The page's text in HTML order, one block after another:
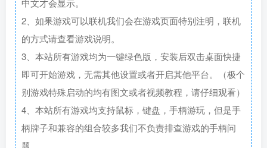
中文才会显示。
2、如果游戏可以联机我们会在游戏页面特别注明，联机
的方式请查看游戏说明。
3、本站所有游戏均为一键绿色版，安装后双击桌面快捷
即可开始游戏，无需其他设置或者开启其他平台。（极个
别游戏特殊启动的均有图文或者视频教程，请仔细观看）
4、本站所有游戏均支持鼠标，键盘，手柄游玩，但是手
柄牌子和兼容的组合较多我们不负责排查游戏的手柄问